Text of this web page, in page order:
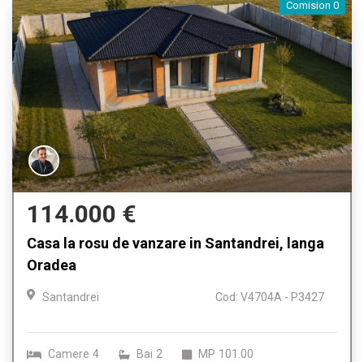
Comision 0
114.000 €
Casa la rosu de vanzare in Santandrei, langa
Oradea
Santandrei Cod: V4704A - P3427
Camere 4 Bai 2 MP 101.00